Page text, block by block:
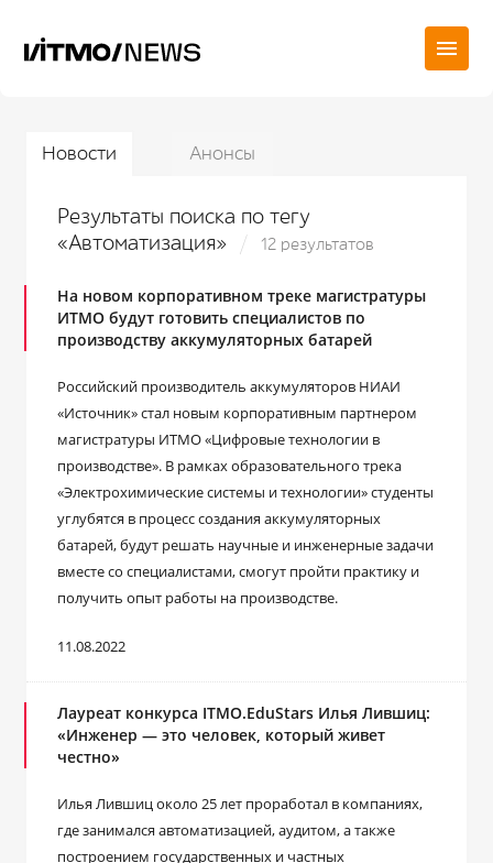
Новости Анонсы
Результаты поиска по тегу
«Автоматизация»
12 результатов
На новом корпоративном треке магистратуры
ИТМО будут готовить специалистов по
производству аккумуляторных батарей
Российский производитель аккумуляторов НИАИ
«Источник» стал новым корпоративным партнером
магистратуры ИТМО «Цифровые технологии в
производстве». В рамках образовательного трека
«Электрохимические системы и технологии» студенты
углубятся в процесс создания аккумуляторных
батарей, будут решать научные и инженерные задачи
вместе со специалистами, смогут пройти практику и
получить опыт работы на производстве.
11.08.2022
Лауреат конкурса ITMO.EduStars Илья Лившиц:
«Инженер — это человек, который живет
честно»
Илья Лившиц около 25 лет проработал в компаниях,
где занимался автоматизацией, аудитом, а также
построением государственных и частных